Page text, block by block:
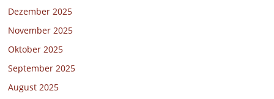
Dezember 2025
November 2025
Oktober 2025
September 2025
August 2025